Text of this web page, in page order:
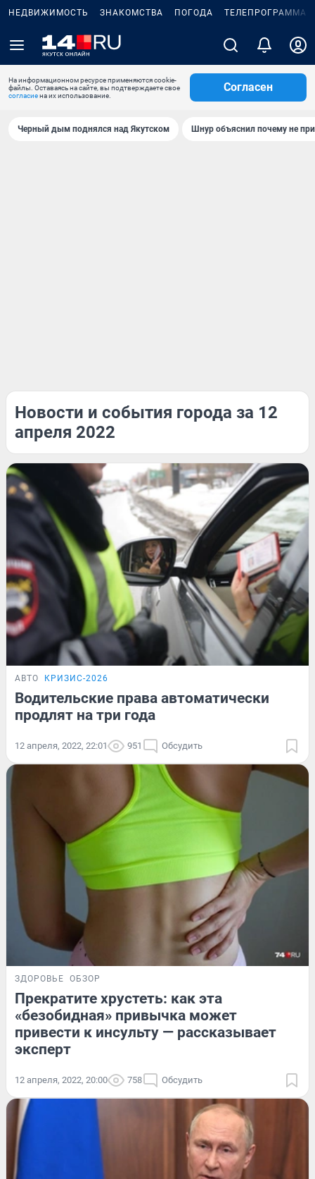
НЕДВИЖИМОСТЬ ЗНАКОМСТВА ПОГОДА ТЕЛЕПРОГРАММА
На информационном ресурсе применяются cookie-
файлы. Оставаясь на сайте, вы подтверждаете свое
согласиена их использование.
Согласен
Черный дым поднялся над Якутском Шнур объяснил почему не
Новости и события города за 12
апреля 2022
АВТО КРИЗИС-2026
Водительские права автоматически
продлят на три года
12 апреля, 2022, 22:01 951 Обсудить
ЗДОРОВЬЕ ОБЗОР
Прекратите хрустеть: как эта
«безобидная» привычка может
привести к инсульту — рассказывает
эксперт
12 апреля, 2022, 20:00 758 Обсудить